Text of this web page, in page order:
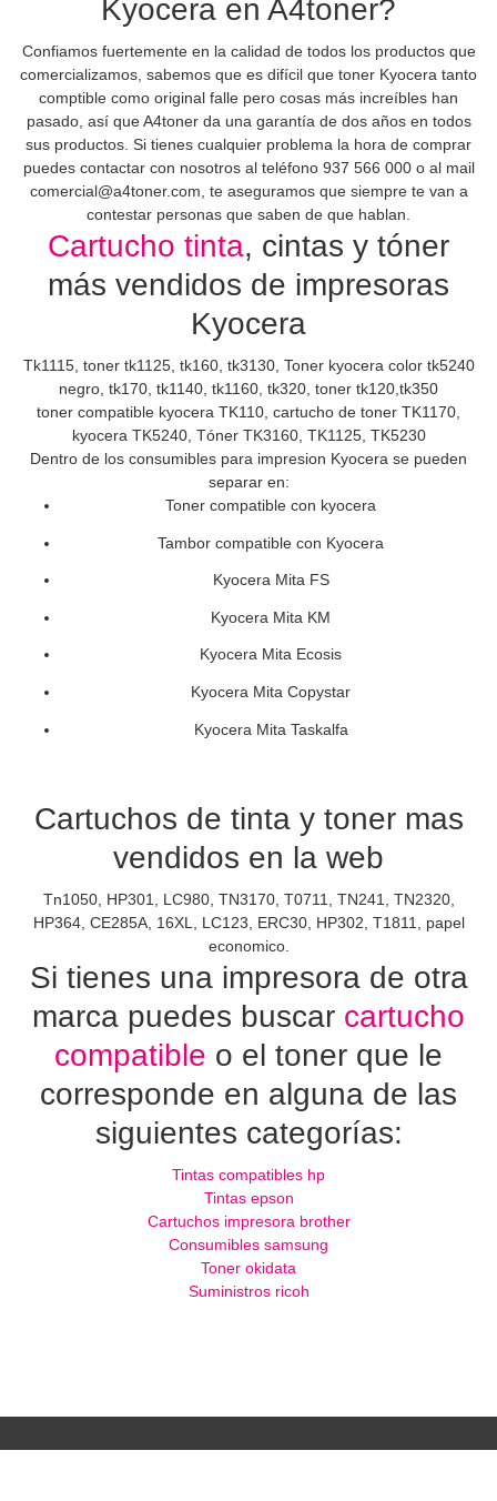
Kyocera en A4toner?
Confiamos fuertemente en la calidad de todos los productos que
comercializamos, sabemos que es difícil que toner Kyocera tanto
comptible como original falle pero cosas más increíbles han
pasado, así que A4toner da una garantía de dos años en todos
sus productos. Si tienes cualquier problema la hora de comprar
puedes contactar con nosotros al teléfono 937 566 000 o al mail
comercial@a4toner.com, te aseguramos que siempre te van a
contestar personas que saben de que hablan.
Cartucho tinta, cintas y tóner
más vendidos de impresoras
Kyocera
Tk1115, toner tk1125, tk160, tk3130, Toner kyocera color tk5240
negro, tk170, tk1140, tk1160, tk320, toner tk120,tk350
toner compatible kyocera TK110, cartucho de toner TK1170,
kyocera TK5240, Tóner TK3160, TK1125, TK5230
Dentro de los consumibles para impresion Kyocera se pueden
separar en:
Toner compatible con kyocera
Tambor compatible con Kyocera
Kyocera Mita FS
Kyocera Mita KM
Kyocera Mita Ecosis
Kyocera Mita Copystar
Kyocera Mita Taskalfa
Cartuchos de tinta y toner mas
vendidos en la web
Tn1050, HP301, LC980, TN3170, T0711, TN241, TN2320,
HP364, CE285A, 16XL, LC123, ERC30, HP302, T1811, papel
economico.
Si tienes una impresora de otra
marca puedes buscar cartucho
compatible o el toner que le
corresponde en alguna de las
siguientes categorías:
Tintas compatibles hp
Tintas epson
Cartuchos impresora brother
Consumibles samsung
Toner okidata
Suministros ricoh